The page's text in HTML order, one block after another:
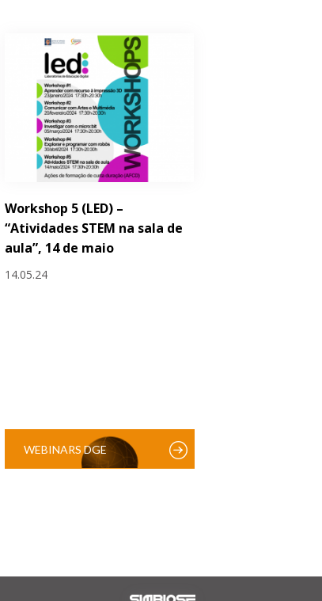
Workshop 5 (LED) –
“Atividades STEM na sala de
aula”, 14 de maio
14.05.24
WEBINARS DGE